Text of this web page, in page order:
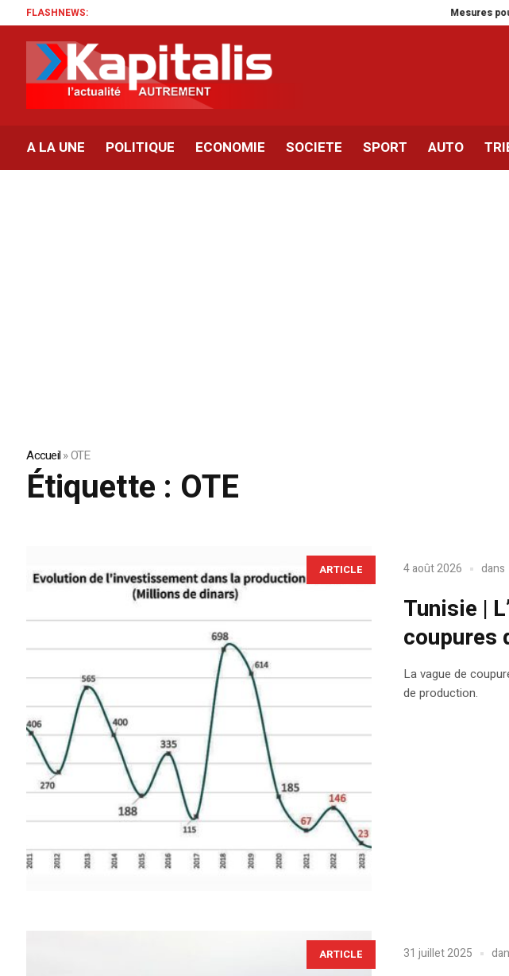
FLASHNEWS: Mesures pour sauver le
A LA UNE POLITIQUE ECONOMIE SOCIETE SPORT AUTO
Accueil»OTE
Étiquette : OTE
ARTICLE 4 août 2026 dans
Tunisie |
coupures
La vague de
de production.
ARTICLE 31 juillet 2025